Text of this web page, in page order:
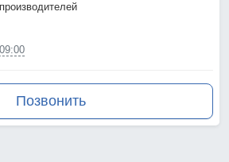
Позвонить